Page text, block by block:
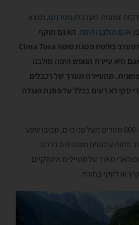
מטרנטו, נמצא
אגם מולבנו היפה. האגם מוקף
ברכסים גם ממזרח וממערב בולטת פסגת טוסה Cima Tosa
היא עיירת הנופש היפה מולבנו
מהעיירה מערך של רכבלים
סקי לא רעים בכלל על פסגת פגנלה
גובהו של האגם הוא כ-800 מטרים מעל פני הים, סביבו שפע
פחות עמוסים משכניהם ברכס
מאוד על מטיילים איטלקיים
או לסקי בחורף.